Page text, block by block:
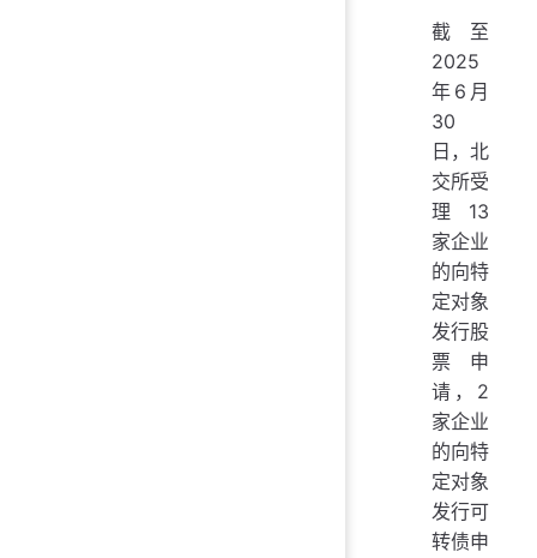
截至
2025
年6月
30
日，北
交所受
理13
家企业
的向特
定对象
发行股
票申
请，2
家企业
的向特
定对象
发行可
转债申